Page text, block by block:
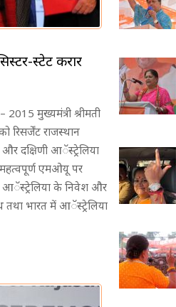
स्टेट करार
2015 मुख्यमंत्री श्रीमती
रिसर्जेंट राजस्थान
और दक्षिणी आॅस्ट्रेलिया
एमओयू पर
आॅस्ट्रेलिया के निवेश और
तथा भारत में आॅस्ट्रेलिया